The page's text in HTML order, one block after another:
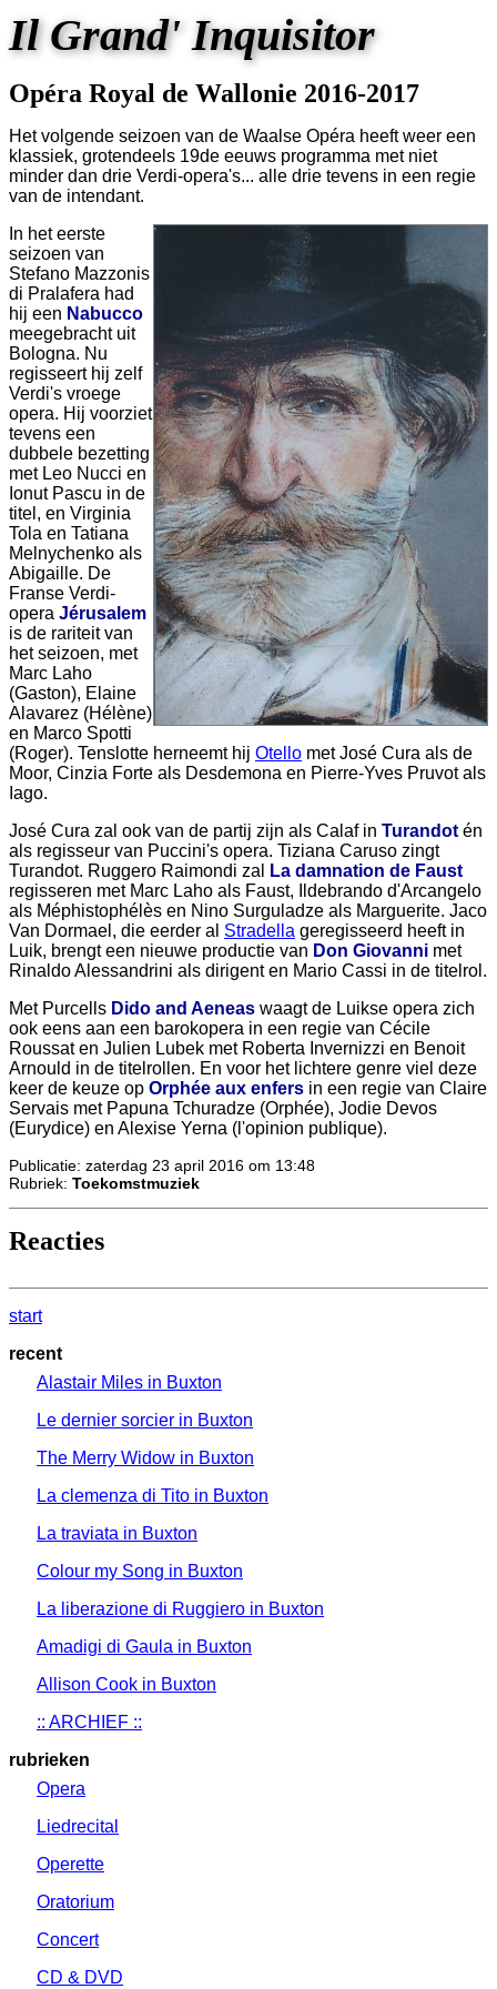
Il Grand' Inquisitor
Opéra Royal de Wallonie 2016-2017
Het volgende seizoen van de Waalse Opéra heeft weer een
klassiek, grotendeels 19de eeuws programma met niet
minder dan drie Verdi-opera's... alle drie tevens in een regie
van de intendant.
In het eerste
seizoen van
Stefano Mazzonis
di Pralafera had
hij een Nabucco
meegebracht uit
Bologna. Nu
regisseert hij zelf
Verdi's vroege
opera. Hij voorziet
tevens een
dubbele bezetting
met Leo Nucci en
Ionut Pascu in de
titel, en Virginia
Tola en Tatiana
Melnychenko als
Abigaille. De
Franse Verdi-
opera Jérusalem
is de rariteit van
het seizoen, met
Marc Laho
(Gaston), Elaine
Alavarez (Hélène)
en Marco Spotti
(Roger). Tenslotte herneemt hij Otello met José Cura als de
Moor, Cinzia Forte als Desdemona en Pierre-Yves Pruvot als
Iago.
José Cura zal ook van de partij zijn als Calaf in Turandot én
als regisseur van Puccini's opera. Tiziana Caruso zingt
Turandot. Ruggero Raimondi zal
La damnation de Faust
regisseren met Marc Laho als Faust, Ildebrando d'Arcangelo
als Méphistophélès en Nino Surguladze als Marguerite. Jaco
Van Dormael, die eerder al Stradella geregisseerd heeft in
Luik, brengt een nieuwe productie van Don Giovanni met
Rinaldo Alessandrini als dirigent en Mario Cassi in de titelrol.
Met Purcells Dido and Aeneas waagt de Luikse opera zich
ook eens aan een barokopera in een regie van Cécile
Roussat en Julien Lubek met Roberta Invernizzi en Benoit
Arnould in de titelrollen. En voor het lichtere genre viel deze
keer de keuze op Orphée aux enfers in een regie van Claire
Servais met Papuna Tchuradze (Orphée), Jodie Devos
(Eurydice) en Alexise Yerna (l'opinion publique).
Publicatie: zaterdag 23 april 2016 om 13:48
Rubriek: Toekomstmuziek
Reacties
start
recent
Alastair Miles in Buxton
Le dernier sorcier in Buxton
The Merry Widow in Buxton
La clemenza di Tito in Buxton
La traviata in Buxton
Colour my Song in Buxton
La liberazione di Ruggiero in Buxton
Amadigi di Gaula in Buxton
Allison Cook in Buxton
:: ARCHIEF ::
rubrieken
Opera
Liedrecital
Operette
Oratorium
Concert
CD & DVD